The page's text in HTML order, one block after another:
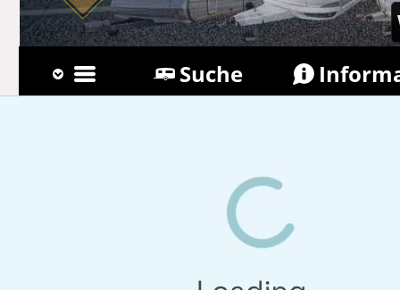
Suche
Buchung verwalten
reutlingen.de/Wohnwagen/mieten/
Wohnwagen Suche